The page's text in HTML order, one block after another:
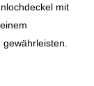
mit